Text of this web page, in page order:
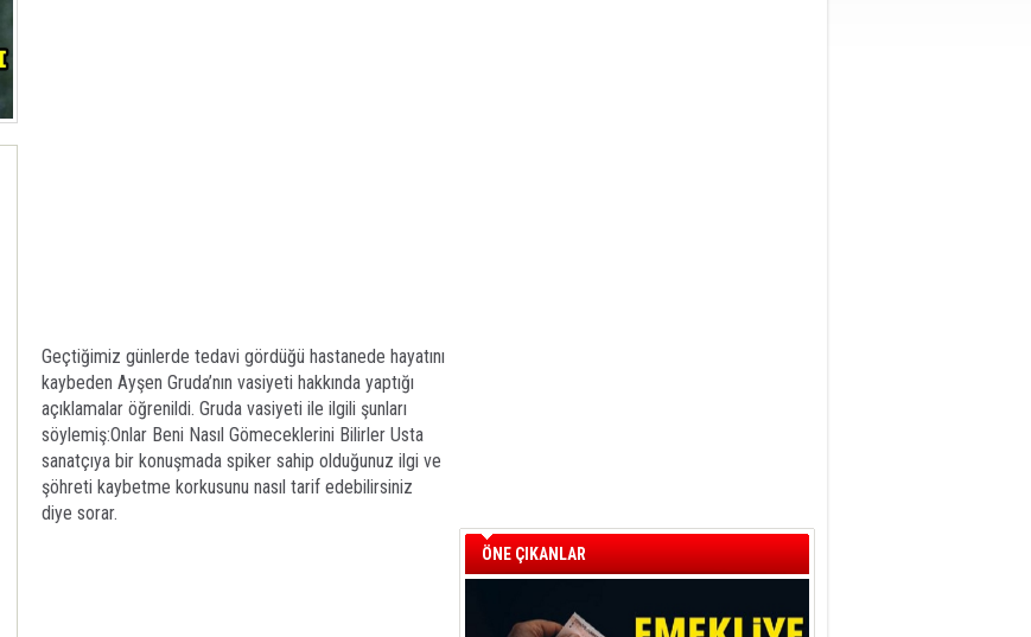
Geçtiğimiz günlerde tedavi gördüğü hastanede hayatını
kaybeden Ayşen Gruda’nın vasiyeti hakkında yaptığı
açıklamalar öğrenildi. Gruda vasiyeti ile ilgili şunları
söylemiş:Onlar Beni Nasıl Gömeceklerini Bilirler Usta
sanatçıya bir konuşmada spiker sahip olduğunuz ilgi ve
şöhreti kaybetme korkusunu nasıl tarif edebilirsiniz
diye sorar.
ÖNE ÇIKANLAR